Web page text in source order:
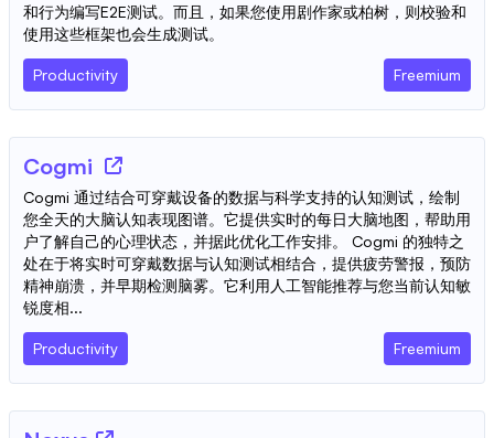
和行为编写E2E测试。而且，如果您使用剧作家或柏树，则校验和
使用这些框架也会生成测试。
Productivity Freemium
Cogmi
Cogmi 通过结合可穿戴设备的数据与科学支持的认知测试，绘制
您全天的大脑认知表现图谱。它提供实时的每日大脑地图，帮助用
户了解自己的心理状态，并据此优化工作安排。 Cogmi 的独特之
处在于将实时可穿戴数据与认知测试相结合，提供疲劳警报，预防
精神崩溃，并早期检测脑雾。它利用人工智能推荐与您当前认知敏
锐度相...
Productivity Freemium